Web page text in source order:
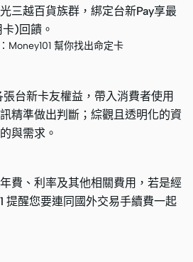
三越百貨族群，綁定台新Pay享最
)回饋。
Money101 幫你找出命定卡
張台新卡友權益，帶入消費者使用
精準做出判斷；綜觀且透明化的資
與需求。
費、利率及其他相關費用，若是經
提醒您要連同國外交易手續費一起